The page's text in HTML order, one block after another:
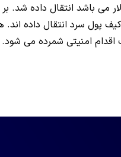
با 186009 دلار می باشد
پول سرد انتقال داده اند.
امنیتی شمرده می